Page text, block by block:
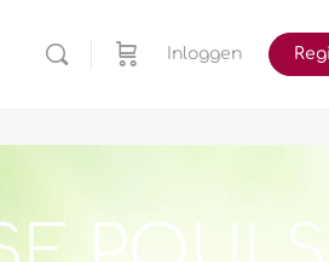
Inloggen